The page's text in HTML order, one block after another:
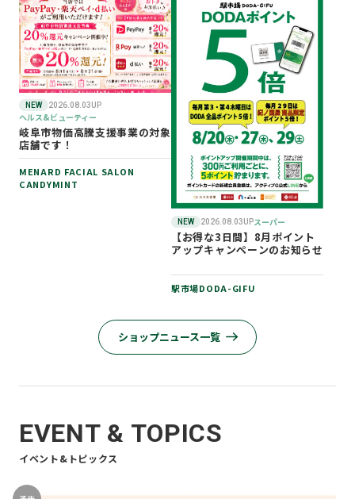
NEW 2026.08.03UP
ヘルス&ビューティー
岐阜市物価高騰支援事業の対象
店舗です！
MENARD FACIAL SALON
CANDYMINT
NEW 2026.08.03UPスーパー
【お得な3日間】8月ポイント
アップキャンペーンのお知らせ
駅市場DODA-GIFU
ショップニュース一覧
EVENT & TOPICS
イベント&トピックス